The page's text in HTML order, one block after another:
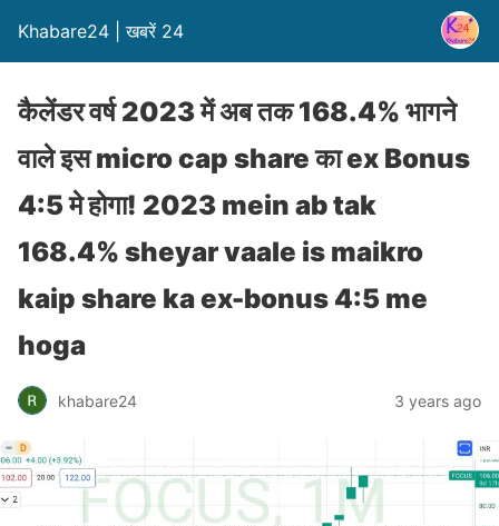
Khabare24 | खबरें 24
कैलेंडर वर्ष 2023 में अब तक 168.4% भागने
वाले इस micro cap share का ex Bonus
4:5 मे होगा! 2023 mein ab tak
168.4% sheyar vaale is maikro
kaip share ka ex-bonus 4:5 me
hoga
khabare24 3 years ago